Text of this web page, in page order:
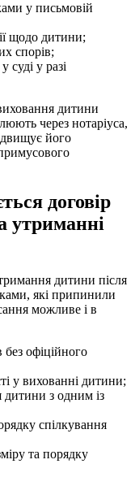
у письмовій
щодо дитини;
спорів;
суді у разі
дитини
через нотаріуса,
його
договір
утриманні
дитини після
які припинили
можливе і в
офіційного
у вихованні дитини;
дитини з одним із
спілкування
та порядку